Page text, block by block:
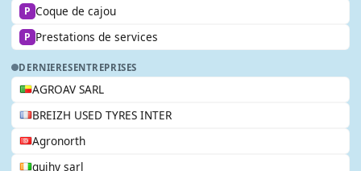
P Coque de cajou
P Prestations de services
DERNIERESENTREPRISES
AGROAV SARL
BREIZH USED TYRES INTER
Agronorth
guihy sarl